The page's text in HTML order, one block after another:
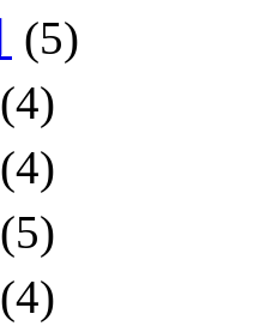
(5)
(4)
(4)
(5)
(4)